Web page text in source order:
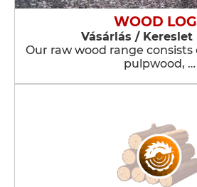
WOOD
Vásárlás / Kereslet
Our raw wood range consists
pulpwood, …